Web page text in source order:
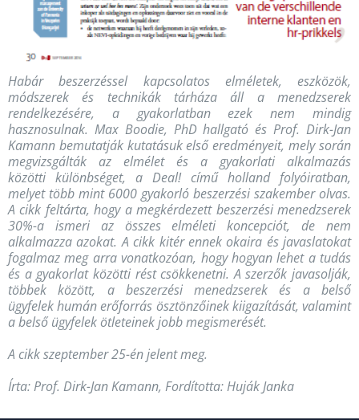
Habár beszerzéssel kapcsolatos elméletek, eszközök,
módszerek és technikák tárháza áll a menedzserek
rendelkezésére, a gyakorlatban ezek nem mindig
hasznosulnak. Max Boodie, PhD hallgató és Prof. Dirk-Jan
Kamann bemutatják kutatásuk első eredményeit, mely során
megvizsgálták az elmélet és a gyakorlati alkalmazás
közötti különbséget, a Deal! című holland folyóiratban,
melyet több mint 6000 gyakorló beszerzési szakember olvas.
A cikk feltárta, hogy a megkérdezett beszerzési menedzserek
30%-a ismeri az összes elméleti koncepciót, de nem
alkalmazza azokat. A cikk kitér ennek okaira és javaslatokat
fogalmaz meg arra vonatkozóan, hogy hogyan lehet a tudás
és a gyakorlat közötti rést csökkenetni. A szerzők javasolják,
többek között, a beszerzési menedzserek és a belső
ügyfelek humán erőforrás ösztönzőinek kiigazítását, valamint
a belső ügyfelek ötleteinek jobb megismerését.
A cikk szeptember 25-én jelent meg.
Írta:Prof. Dirk-Jan Kamann, Fordította: Huják Janka